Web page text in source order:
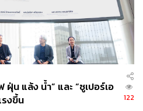
ยวในร่มที่ใหญ่ที่สุดในจังหวัด
ลงมา ด้านในยังมี Co-
และ Pop-up Walking Street ให้
ล่นได้ยาวๆ แถมยังมีเป็นโซน
ารถพาน้องหมาน้องแมวมา
น แล้ง น้ำ” และ “ซูเปอร์เอ
งขึ้น
122